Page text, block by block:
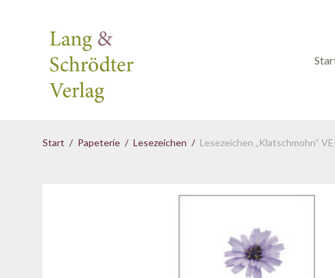
Start / Papeterie / Lesezeichen / Lesezeichen „Klatschmohn“